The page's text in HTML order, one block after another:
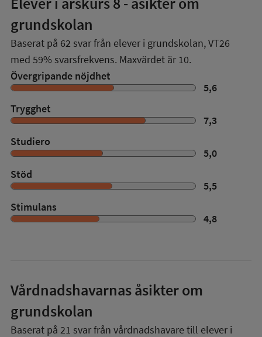
grundskolan
Baserat på 62 svar från elever i grundskolan,VT26
med 59% svarsfrekvens. Maxvärdet är 10.
Övergripande nöjdhet
5,6
Trygghet
7,3
Studiero
5,0
Stöd
5,5
Stimulans
4,8
Vårdnadshavarnas åsikter om
grundskolan
Baserat på 21 svar från vårdnadshavare till elever i